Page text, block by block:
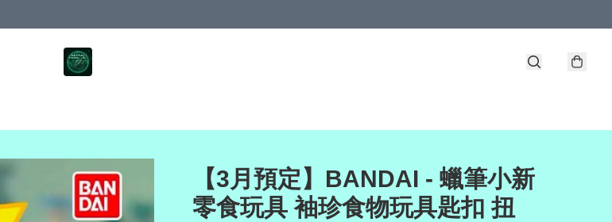
【3月預定】BANDAI - 蠟筆小新
零食玩具 袖珍食物玩具匙扣 扭